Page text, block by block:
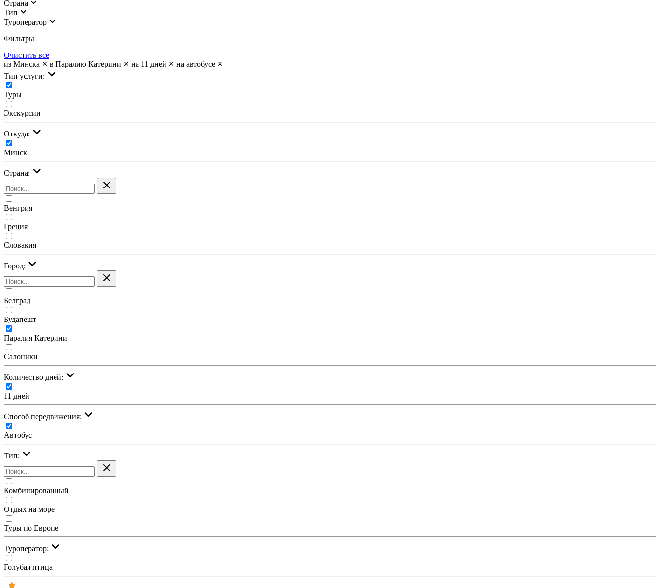
Страна
Тип
Туроператор
Фильтры
Очистить всё
из Минска
в Паралию Катерини на 11 дней
на автобусе
Тип услуги:
Туры
Экскурсии
Откуда:
Минск
Страна:
Венгрия
Греция
Словакия
Город:
Белград
Будапешт
Паралия Катерини
Салоники
Количество дней:
11 дней
Cпособ передвижения:
Автобус
Тип:
Комбинированный
Отдых на море
Туры по Европе
Туроператор:
Голубая птица